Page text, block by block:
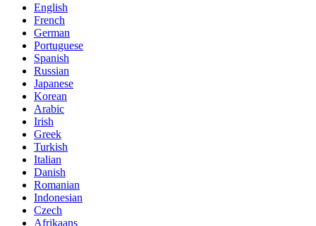
English
French
German
Portuguese
Spanish
Russian
Japanese
Korean
Arabic
Irish
Greek
Turkish
Italian
Danish
Romanian
Indonesian
Czech
Afrikaans